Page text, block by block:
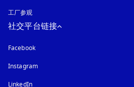
工厂参观
社交平台链接
Facebook
Instagram在新选项卡中打开
LinkedIn